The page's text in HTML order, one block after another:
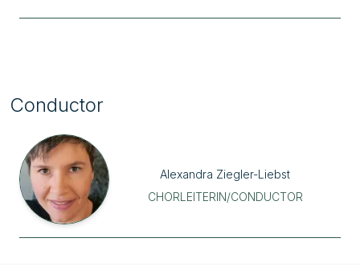
Conductor
Alexandra Ziegler-Liebst
CHORLEITERIN/CONDUCTOR